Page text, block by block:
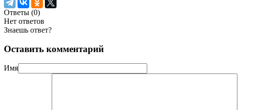
Ответы (0)
Нет ответов
Знаешь ответ?
Оставить комментарий
Имя